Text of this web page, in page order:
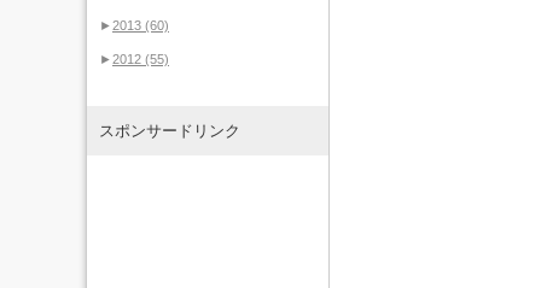
►2013 (60)
►2012 (55)
スポンサードリンク